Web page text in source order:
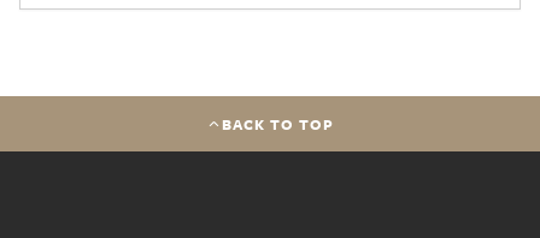
BACK TO TOP